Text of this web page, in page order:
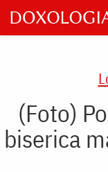
Skip
to
main
(Foto)
biserica